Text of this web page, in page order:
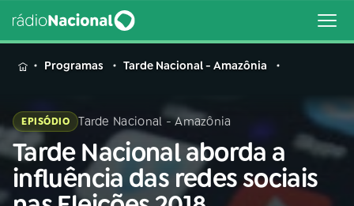
MENU
Buscar
na
Rádio
Buscar
Programas Tarde Nacional - Amazônia
EPISÓDIO Tarde Nacional - Amazônia
Tarde Nacional aborda a
influência das redes sociais